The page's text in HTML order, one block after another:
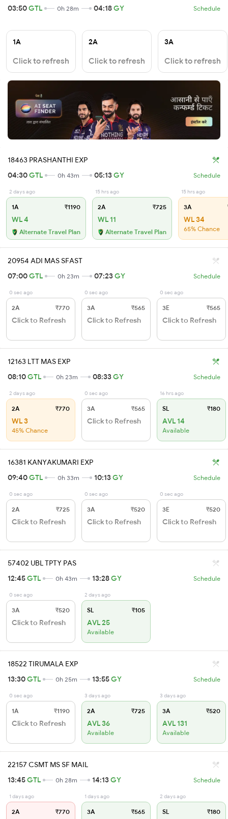
03:50GTL 0h 28m 04:18GY Schedule
1A
Click to refresh
2A
Click to refresh
3A
Click to refresh
18463 PRASHANTHI EXP
04:30GTL 0h 43m 05:13GY Schedule
2 days ago
1A ₹1190
WL 4
Alternate Travel Plan
15 hrs ago
2A ₹725
WL 11
Alternate Travel Plan
15 hrs ago
3A
WL 34
65% Chance
20954 ADI MAS SFAST
07:00GTL 0h 23m 07:23GY Schedule
0 sec ago
2A ₹770
Click to Refresh
0 sec ago
3A ₹565
Click to Refresh
0 sec ago
3E ₹565
Click to Refresh
12163 LTT MAS EXP
08:10GTL 0h 23m 08:33GY Schedule
2 days ago
2A ₹770
WL 3
45% Chance
0 sec ago
3A ₹565
Click to Refresh
16 hrs ago
SL ₹180
AVL 14
Available
16381 KANYAKUMARI EXP
09:40GTL 0h 33m 10:13GY Schedule
0 sec ago
2A ₹725
Click to Refresh
0 sec ago
3A ₹520
Click to Refresh
0 sec ago
3E ₹520
Click to Refresh
57402 UBL TPTY PAS
12:45GTL 0h 43m 13:28GY Schedule
0 sec ago
3A ₹520
Click to Refresh
2 days ago
SL ₹105
AVL 25
Available
18522 TIRUMALA EXP
13:30GTL 0h 25m 13:55GY Schedule
0 sec ago
1A ₹1190
Click to Refresh
3 days ago
2A ₹725
AVL 36
Available
3 days ago
3A ₹520
AVL 131
Available
22157 CSMT MS SF MAIL
13:45GTL 0h 28m 14:13GY Schedule
1 days ago
2A ₹770
1 days ago
3A ₹565
2 days ago
SL ₹180